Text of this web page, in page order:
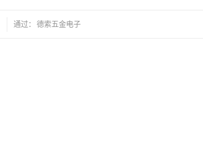
通过： 德索五金电子